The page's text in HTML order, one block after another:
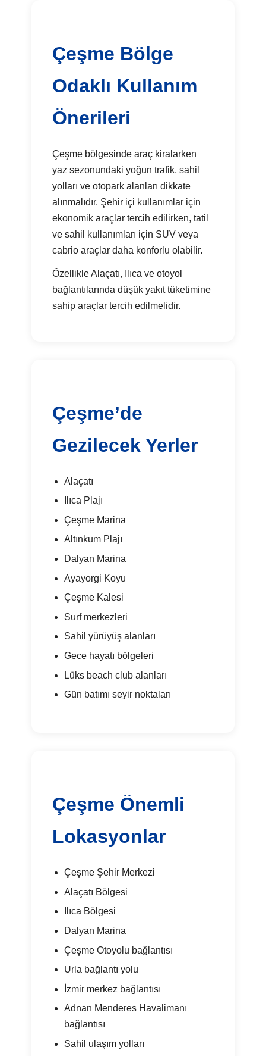
Çeşme Bölge
Odaklı Kullanım
Önerileri
Çeşme bölgesinde araç kiralarken
yaz sezonundaki yoğun trafik, sahil
yolları ve otopark alanları dikkate
alınmalıdır. Şehir içi kullanımlar için
ekonomik araçlar tercih edilirken, tatil
ve sahil kullanımları için SUV veya
cabrio araçlar daha konforlu olabilir.
Özellikle Alaçatı, Ilıca ve otoyol
bağlantılarında düşük yakıt tüketimine
sahip araçlar tercih edilmelidir.
Çeşme’de
Gezilecek Yerler
Alaçatı
Ilıca Plajı
Çeşme Marina
Altınkum Plajı
Dalyan Marina
Ayayorgi Koyu
Çeşme Kalesi
Surf merkezleri
Sahil yürüyüş alanları
Gece hayatı bölgeleri
Lüks beach club alanları
Gün batımı seyir noktaları
Çeşme Önemli
Lokasyonlar
Çeşme Şehir Merkezi
Alaçatı Bölgesi
Ilıca Bölgesi
Dalyan Marina
Çeşme Otoyolu bağlantısı
Urla bağlantı yolu
İzmir merkez bağlantısı
Adnan Menderes Havalimanı
bağlantısı
Sahil ulaşım yolları